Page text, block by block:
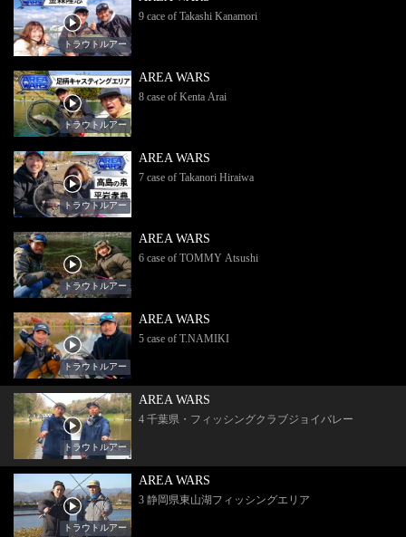
トラウトルアー
9 cace of Takashi Kanamori
トラウトルアー
AREA WARS
8 case of Kenta Arai
トラウトルアー
AREA WARS
7 case of Takanori Hiraiwa
トラウトルアー
AREA WARS
6 case of TOMMY Atsushi
トラウトルアー
AREA WARS
5 case of T.NAMIKI
トラウトルアー
AREA WARS
4 千葉県・フィッシングクラブジョイバレー
トラウトルアー
AREA WARS
3 静岡県東山湖フィッシングエリア